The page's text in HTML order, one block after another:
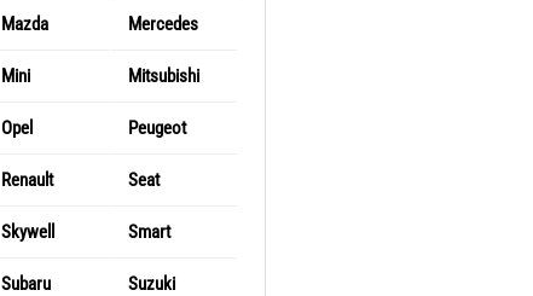
Mazda Mercedes
Mini Mitsubishi
Opel Peugeot
Renault Seat
Skywell Smart
Subaru Suzuki